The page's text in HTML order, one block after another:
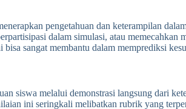
pengetahuan dan keterampilan
dalam simulasi, atau
sangat membantu dalam memprediksi
siswa melalui demonstrasi langsung dari
ini seringkali melibatkan rubrik yang